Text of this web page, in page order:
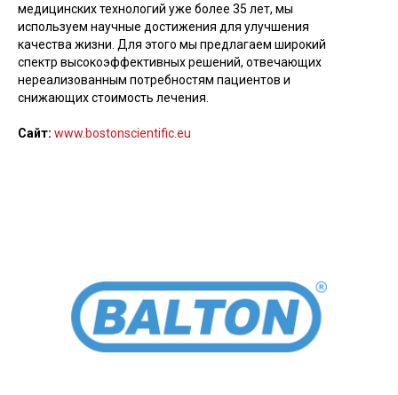
медицинских технологий уже более 35 лет, мы
используем научные достижения для улучшения
качества жизни. Для этого мы предлагаем широкий
спектр высокоэффективных решений, отвечающих
нереализованным потребностям пациентов и
снижающих стоимость лечения.
Сайт: www.bostonscientific.eu